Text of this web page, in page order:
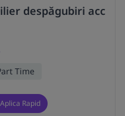
despăgubiri acc
Time
Aplica Rapid